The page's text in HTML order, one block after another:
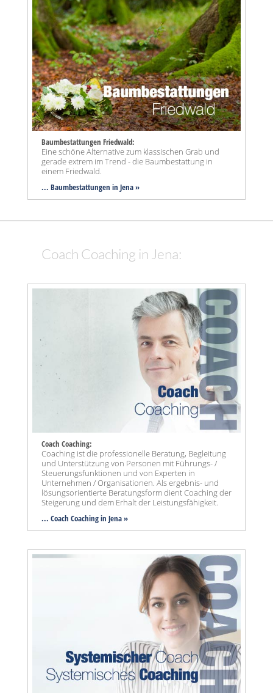
Baumbestattungen Friedwald:
Eine schöne Alternative zum klassischen Grab und
gerade extrem im Trend - die Baumbestattung in
einem Friedwald.
... Baumbestattungen in Jena »
Coach Coaching in Jena:
Coach Coaching:
Coaching ist die professionelle Beratung, Begleitung
und Unterstützung von Personen mit Führungs- /
Steuerungsfunktionen und von Experten in
Unternehmen / Organisationen. Als ergebnis- und
lösungsorientierte Beratungsform dient Coaching der
Steigerung und dem Erhalt der Leistungsfähigkeit.
... Coach Coaching in Jena »